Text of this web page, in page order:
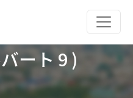
ート 9 )